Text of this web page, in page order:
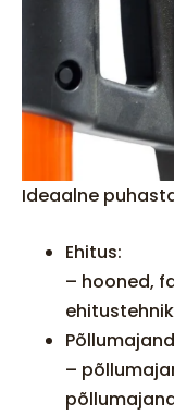
Ideaalne
Ehitus:
– hooned,
–